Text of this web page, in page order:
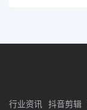
行业资讯 抖音剪辑